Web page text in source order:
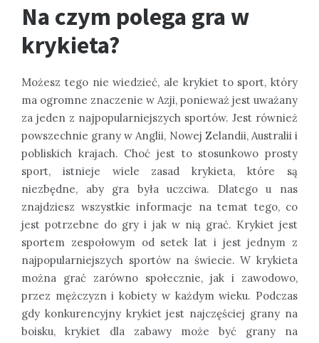
Na czym polega gra w
krykieta?
Możesz tego nie wiedzieć, ale krykiet to sport, który
ma ogromne znaczenie w Azji, ponieważ jest uważany
za jeden z najpopularniejszych sportów. Jest również
powszechnie grany w Anglii, Nowej Zelandii, Australii i
pobliskich krajach. Choć jest to stosunkowo prosty
sport, istnieje wiele zasad krykieta, które są
niezbędne, aby gra była uczciwa. Dlatego u nas
znajdziesz wszystkie informacje na temat tego, co
jest potrzebne do gry i jak w nią grać. Krykiet jest
sportem zespołowym od setek lat i jest jednym z
najpopularniejszych sportów na świecie. W krykieta
można grać zarówno społecznie, jak i zawodowo,
przez mężczyzn i kobiety w każdym wieku. Podczas
gdy konkurencyjny krykiet jest najczęściej grany na
boisku, krykiet dla zabawy może być grany na